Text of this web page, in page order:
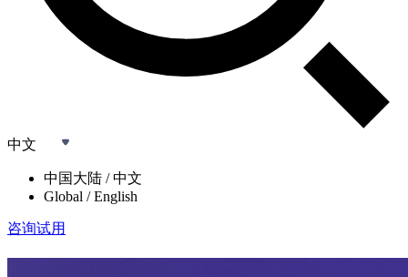
中文
中国大陆 / 中文
Global / English
咨询试用